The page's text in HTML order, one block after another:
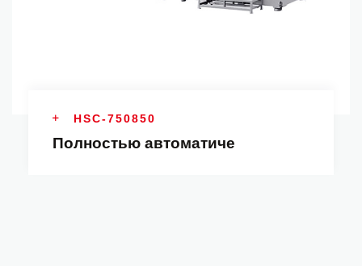
HSC-750850
Полностью автоматиче